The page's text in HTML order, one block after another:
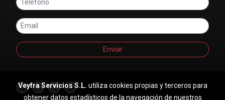
Enviar
Veyfra Servicios S.L. utiliza cookies propias y terceros para
obtener datos estadísticos de la navegación de nuestros